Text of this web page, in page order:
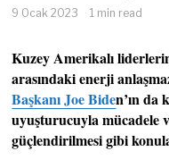
9 Ocak 2023 1 min read
Kuzey Amerikalı
arasındaki enerji
Başkanı Joe Biden’ın da
uyuşturucuyla mücadele
güçlendirilmesi gibi